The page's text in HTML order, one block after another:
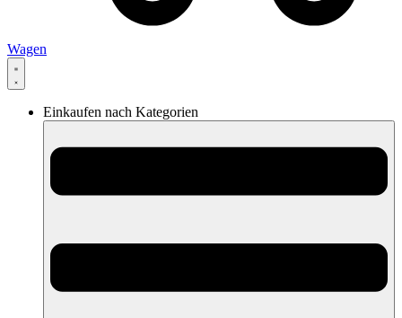
Wagen
Einkaufen nach Kategorien